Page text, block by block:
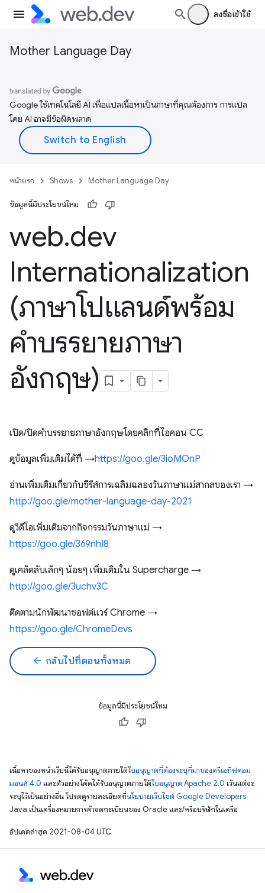
ลงชื่อเข้าใช้
Mother Language Day
Google ใช้เทคโนโลยี AI เพื่อแปลเนื้อหาเป็นภาษาที่คุณต้องการ การแปล
โดย AI อาจมีข้อผิดพลาด
หน้าแรก Shows Mother Language Day
ข้อมูลนี้มีประโยชน์ไหม
web.dev
Internationalization
(ภาษาโปแลนด์พร้อม
คำบรรยายภาษา
อังกฤษ)
เปิด/ปิดคำบรรยายภาษาอังกฤษโดยคลิกที่ไอคอน CC
ดูข้อมูลเพิ่มเติมได้ที่ →https://goo.gle/3ioMOnP
อ่านเพิ่มเติมเกี่ยวกับซีรีส์การเฉลิมฉลองวันภาษาแม่สากลของเรา →
http://goo.gle/mother-language-day-2021
ดูวิดีโอเพิ่มเติมจากกิจกรรมวันภาษาแม่ →
https://goo.gle/369nhI8
ดูเคล็ดลับเล็กๆ น้อยๆ เพิ่มเติมใน Supercharge →
http://goo.gle/3uchv3C
ติดตามนักพัฒนาซอฟต์แวร์ Chrome →
https://goo.gle/ChromeDevs
arrow_back กลับไปที่ตอนทั้งหมด
ข้อมูลนี้มีประโยชน์ไหม
เนื้อหาของหน้าเว็บนี้ได้รับอนุญาตภายใต้ใบอนุญาตที่ต้องระบุที่มาของครีเอทีฟคอม
มอนส์ 4.0 และตัวอย่างโค้ดได้รับอนุญาตภายใต้ใบอนุญาต Apache 2.0 เว้นแต่จะ
ระบุไว้เป็นอย่างอื่น โปรดดูรายละเอียดที่นโยบายเว็บไซต์ Google Developers
Java เป็นเครื่องหมายการค้าจดทะเบียนของ Oracle และ/หรือบริษัทในเครือ
อัปเดตล่าสุด 2021-08-04 UTC